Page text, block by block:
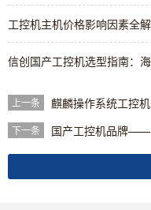
工控机主机价格影响因素全
信创国产工控机选型指南：
上一条 麒麟操作系统工控
下一条 国产工控机品牌——